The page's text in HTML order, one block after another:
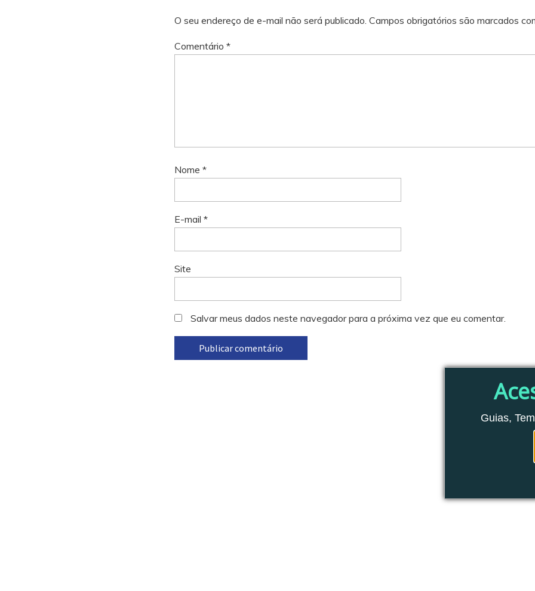
Guias,
O seu endereço de e-mail não será publicado. Campos obrigatórios são marcados
Comentário *
Nome *
E-mail *
Site
Salvar meus dados neste navegador para a próxima vez que eu comentar.